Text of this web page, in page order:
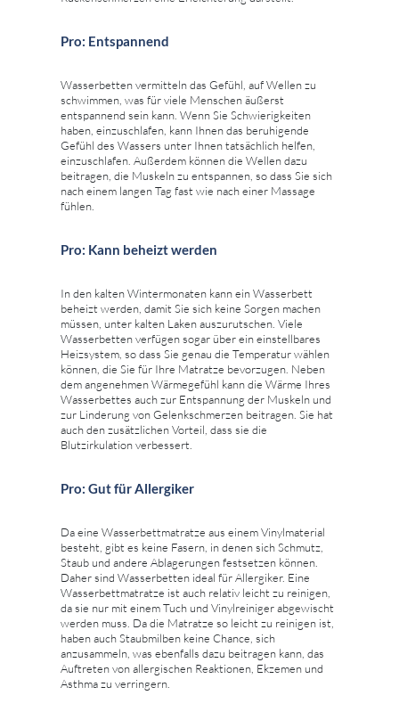
Pro: Entspannend
Wasserbetten vermitteln das Gefühl, auf Wellen zu
schwimmen, was für viele Menschen äußerst
entspannend sein kann. Wenn Sie Schwierigkeiten
haben, einzuschlafen, kann Ihnen das beruhigende
Gefühl des Wassers unter Ihnen tatsächlich helfen,
einzuschlafen. Außerdem können die Wellen dazu
beitragen, die Muskeln zu entspannen, so dass Sie sich
nach einem langen Tag fast wie nach einer Massage
fühlen.
Pro: Kann beheizt werden
In den kalten Wintermonaten kann ein Wasserbett
beheizt werden, damit Sie sich keine Sorgen machen
müssen, unter kalten Laken auszurutschen. Viele
Wasserbetten verfügen sogar über ein einstellbares
Heizsystem, so dass Sie genau die Temperatur wählen
können, die Sie für Ihre Matratze bevorzugen. Neben
dem angenehmen Wärmegefühl kann die Wärme Ihres
Wasserbettes auch zur Entspannung der Muskeln und
zur Linderung von Gelenkschmerzen beitragen. Sie hat
auch den zusätzlichen Vorteil, dass sie die
Blutzirkulation verbessert.
Pro: Gut für Allergiker
Da eine Wasserbettmatratze aus einem Vinylmaterial
besteht, gibt es keine Fasern, in denen sich Schmutz,
Staub und andere Ablagerungen festsetzen können.
Daher sind Wasserbetten ideal für Allergiker. Eine
Wasserbettmatratze ist auch relativ leicht zu reinigen,
da sie nur mit einem Tuch und Vinylreiniger abgewischt
werden muss. Da die Matratze so leicht zu reinigen ist,
haben auch Staubmilben keine Chance, sich
anzusammeln, was ebenfalls dazu beitragen kann, das
Auftreten von allergischen Reaktionen, Ekzemen und
Asthma zu verringern.